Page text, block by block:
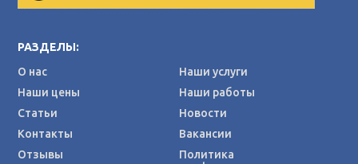
РАЗДЕЛЫ:
О нас
Наши услуги
Наши цены
Наши работы
Статьи
Новости
Контакты
Вакансии
Отзывы
Политика